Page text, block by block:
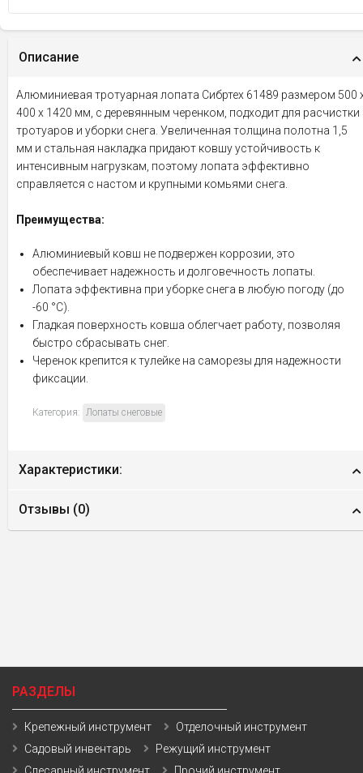
Описание
Алюминиевая тротуарная лопата Сибртех 61489 размером 500
400 х 1420 мм, с деревянным черенком, подходит для расчистки
тротуаров и уборки снега. Увеличенная толщина полотна 1,5
мм и стальная накладка придают ковшу устойчивость к
интенсивным нагрузкам, поэтому лопата эффективно
справляется с настом и крупными комьями снега.
Преимущества:
Алюминиевый ковш не подвержен коррозии, это
обеспечивает надежность и долговечность лопаты.
Лопата эффективна при уборке снега в любую погоду (до
-60 °С).
Гладкая поверхность ковша облегчает работу, позволяя
быстро сбрасывать снег.
Черенок крепится к тулейке на саморезы для надежности
фиксации.
Категория: Лопаты снеговые
Характеристики:
Отзывы (0)
РАЗДЕЛЫ
Крепежный инструмент
Отделочный инструмент
Садовый инвентарь
Режущий инструмент
Слесарный инструмент
Прочий инструмент